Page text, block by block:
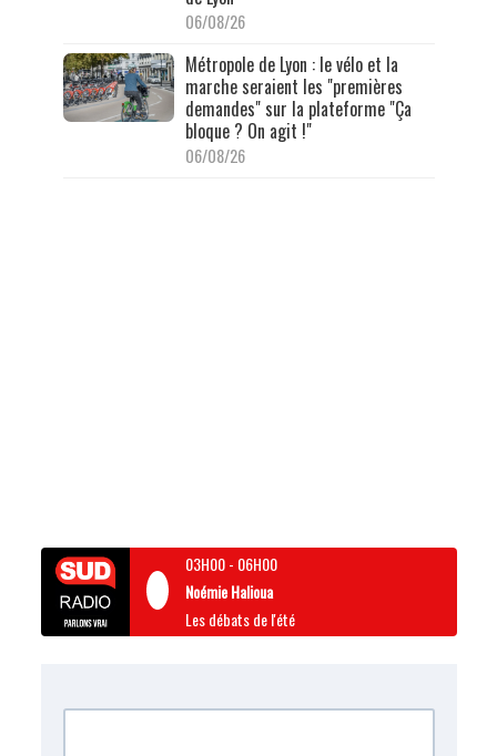
06/08/26
Métropole de Lyon : le vélo et la
marche seraient les "premières
demandes" sur la plateforme "Ça
bloque ? On agit !"
06/08/26
03H00- 06H00
Noémie Halioua
Les débats de l'été